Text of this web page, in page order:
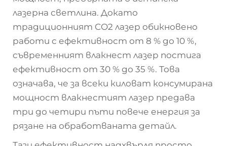
лазерна светлина. Докато
традиционният CO2 лазер обикновено
работи с ефективност от 8 % до 10 %,
съвременният влакнест лазер постига
ефективност от 30 % до 35 %. Това
означава, че за всеки киловат консумирана
мощност влакнестият лазер предава
три до четири пъти повече енергия за
рязане на обработваната детайл.